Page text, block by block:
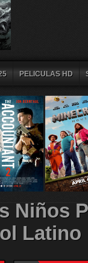
PELICULAS HD
Niños
Latino